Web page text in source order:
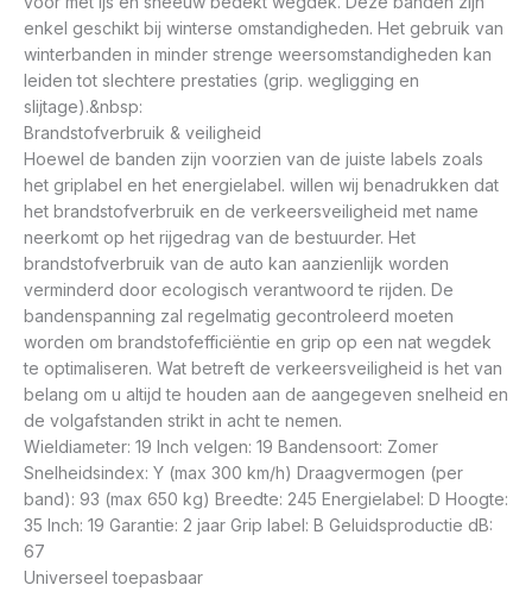
enkel geschikt bij winterse omstandigheden. Het gebruik van
winterbanden in minder strenge weersomstandigheden kan
leiden tot slechtere prestaties (grip. wegligging en
slijtage).&nbsp:
Brandstofverbruik & veiligheid
Hoewel de banden zijn voorzien van de juiste labels zoals
het griplabel en het energielabel. willen wij benadrukken dat
het brandstofverbruik en de verkeersveiligheid met name
neerkomt op het rijgedrag van de bestuurder. Het
brandstofverbruik van de auto kan aanzienlijk worden
verminderd door ecologisch verantwoord te rijden. De
bandenspanning zal regelmatig gecontroleerd moeten
worden om brandstofefficiëntie en grip op een nat wegdek
te optimaliseren. Wat betreft de verkeersveiligheid is het van
belang om u altijd te houden aan de aangegeven snelheid en
de volgafstanden strikt in acht te nemen.
Wieldiameter: 19 Inch velgen: 19 Bandensoort: Zomer
Snelheidsindex: Y (max 300 km/h) Draagvermogen (per
band): 93 (max 650 kg) Breedte: 245 Energielabel: D Hoogte:
35 Inch: 19 Garantie: 2 jaar Grip label: B Geluidsproductie dB:
67
Universeel toepasbaar